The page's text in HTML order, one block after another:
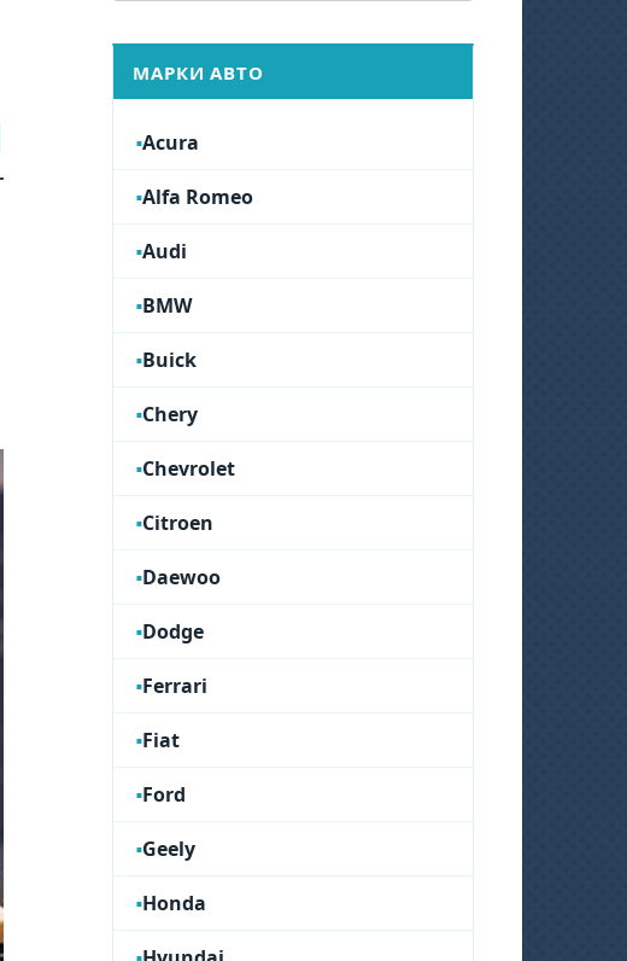
МАРКИ АВТО
Acura
Alfa Romeo
Audi
BMW
Buick
Chery
Chevrolet
Citroen
Daewoo
Dodge
Ferrari
Fiat
Ford
Geely
Honda